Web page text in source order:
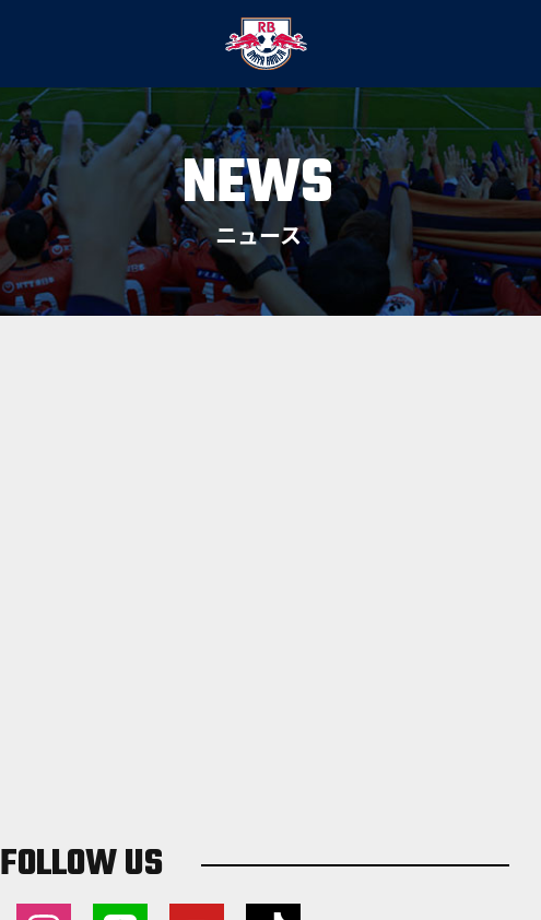
NEWS
ニュース
FOLLOW US